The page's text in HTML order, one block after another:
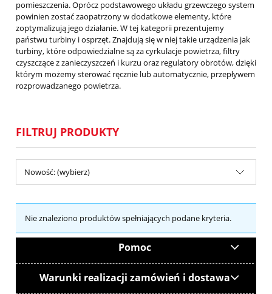
pomieszczenia. Oprócz podstawowego układu grzewczego system
powinien zostać zaopatrzony w dodatkowe elementy, które
zoptymalizują jego działanie. W tej kategorii prezentujemy
państwu turbiny i osprzęt.Znajdują się w niej takie urządzenia jak
turbiny, które odpowiedzialne są za cyrkulacje powietrza, filtry
czyszczące z zanieczyszczeń i kurzu oraz regulatory obrotów, dzięki
którym możemy sterować ręcznie lub automatycznie, przepływem
rozprowadzanego powietrza.
FILTRUJ PRODUKTY
Nowość: (wybierz)
Nie znaleziono produktów spełniających podane kryteria.
Pomoc
Warunki realizacji zamówień i dostawa